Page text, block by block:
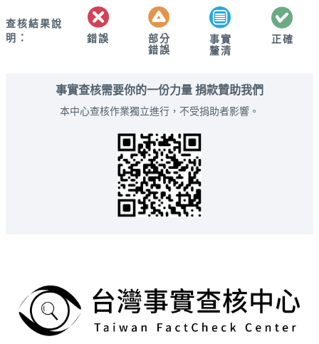
查核結果說
明：
錯誤
部分
錯誤
事實
釐清
正確
事實查核需要你的一份力量 捐款贊助我們
本中心查核作業獨立進行，不受捐助者影響。